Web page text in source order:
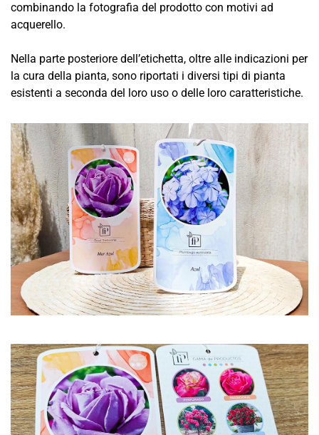
combinando la fotografia del prodotto con motivi ad
acquerello.
Nella parte posteriore dell’etichetta, oltre alle indicazioni per
la cura della pianta, sono riportati i diversi tipi di pianta
esistenti a seconda del loro uso o delle loro caratteristiche.